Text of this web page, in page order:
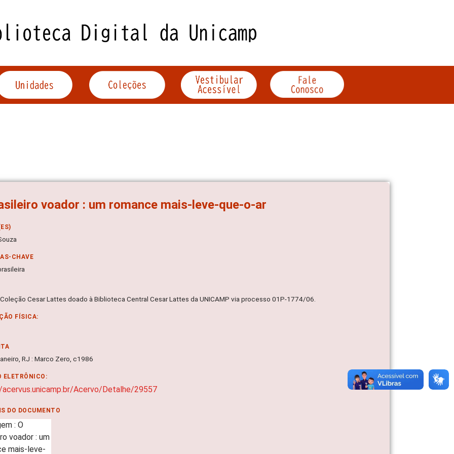
voador : um romance mais-leve-que-o-ar
CHAVE
Cesar Lattes doado à Biblioteca Central Cesar Lattes da UNICAMP via processo 01P-1774/06.
FÍSICA:
RJ : Marco Zero, c1986
ELETRÔNICO:
Acervo/Detalhe/29557
DO DOCUMENTO